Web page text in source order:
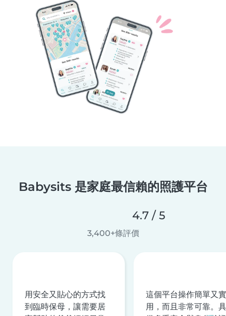
Babysits 是家庭最信賴的照護平台
4.7 / 5
3,400+條評價
用安全又貼心的方式找
到臨時保母，讓需要居
這個平台操作簡單又實
用，而且非常可靠。具